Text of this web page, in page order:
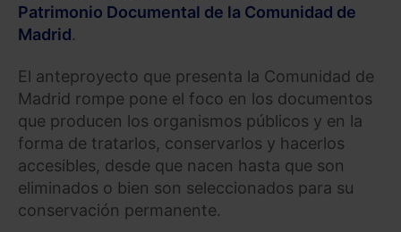
Patrimonio Documental de la Comunidad de
Madrid.
El anteproyecto que presenta la Comunidad de
Madrid rompe pone el foco en los documentos
que producen los organismos públicos y en la
forma de tratarlos, conservarlos y hacerlos
accesibles, desde que nacen hasta que son
eliminados o bien son seleccionados para su
conservación permanente.